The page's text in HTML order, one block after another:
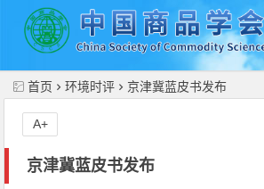
首页 环境时评 京津冀蓝皮书发布
京津冀蓝皮书发布
A+